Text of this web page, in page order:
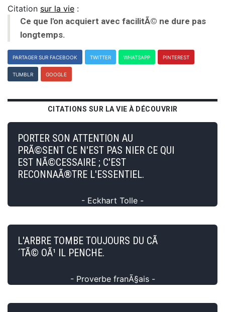
Citation sur la vie :
Ce que l'on acquiert avec facilitÃ© ne dure pas
longtemps.
PARTAGER SUR FACEBOOK TWITTER WHATSAPP PINTEREST
TUMBLR GOOGLE
CITATIONS SUR LA VIE À DÉCOUVRIR
PORTER SON ATTENTION AU
PRÃ©SENT CE N'EST PAS NIER CE QUI
EST NÃ©CESSAIRE ; C'EST
RECONNAÃ®TRE L'ESSENTIEL.
- Eckhart Tolle -
L'ARBRE TOMBE TOUJOURS DU CÃ
´TÃ© OÃ¹ IL PENCHE.
- Proverbe franÃ§ais -